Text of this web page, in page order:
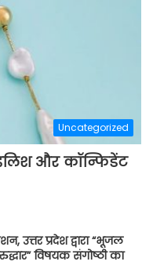
Uncategorized
और कॉन्फिडेंट
उत्तर प्रदेश द्वारा “भूजल
विषयक संगोष्ठी का